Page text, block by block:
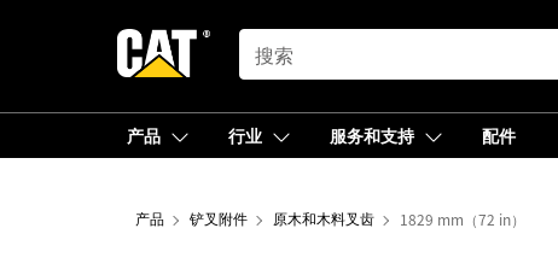
SEARCH
产品 行业 服务和支持 配件
产品 铲叉附件 原木和木料叉齿 1829 mm（72 in）